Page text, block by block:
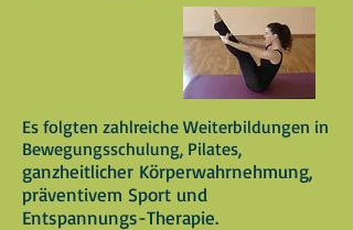
Es folgten zahlreiche Weiterbildungen in
Bewegungsschulung, Pilates,
ganzheitlicher Körperwahrnehmung,
präventivem Sport und
Entspannungs-Therapie.